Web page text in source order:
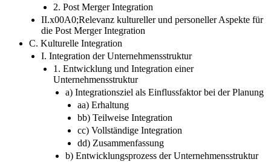
2. Post Merger Integration
II.x00A0;Relevanz kultureller und personeller Aspekte für
die Post Merger Integration
C. Kulturelle Integration
I. Integration der Unternehmensstruktur
1. Entwicklung und Integration einer
Unternehmensstruktur
a) Integrationsziel als Einflussfaktor bei der Planung
aa) Erhaltung
bb) Teilweise Integration
cc) Vollständige Integration
dd) Zusammenfassung
b) Entwicklungsprozess der Unternehmensstruktur